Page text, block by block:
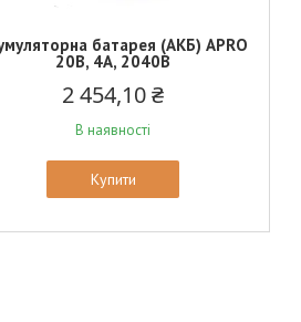
батарея (АКБ) APRO
20В, 4А, 2040B
2 454,10 ₴
В наявності
Купити